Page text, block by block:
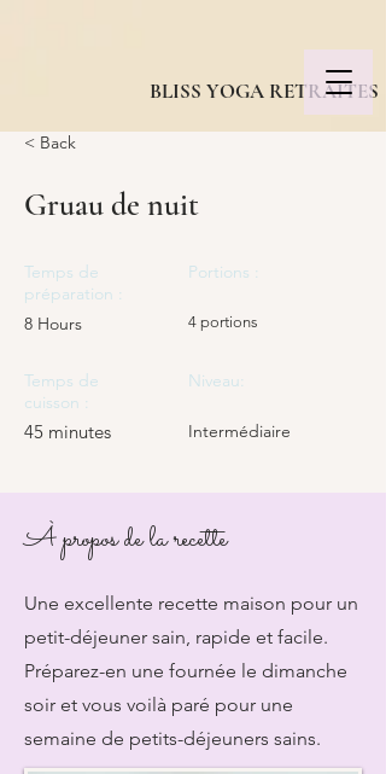
BLISS YOGA RETRAITES
< Back
Gruau de nuit
Temps de
préparation :
8 Hours
Temps de
cuisson :
45 minutes
Portions :
4 portions
Niveau:
Intermédiaire
À propos de la recette
Une excellente recette maison pour un
petit-déjeuner sain, rapide et facile.
Préparez-en une fournée le dimanche
soir et vous voilà paré pour une
semaine de petits-déjeuners sains.